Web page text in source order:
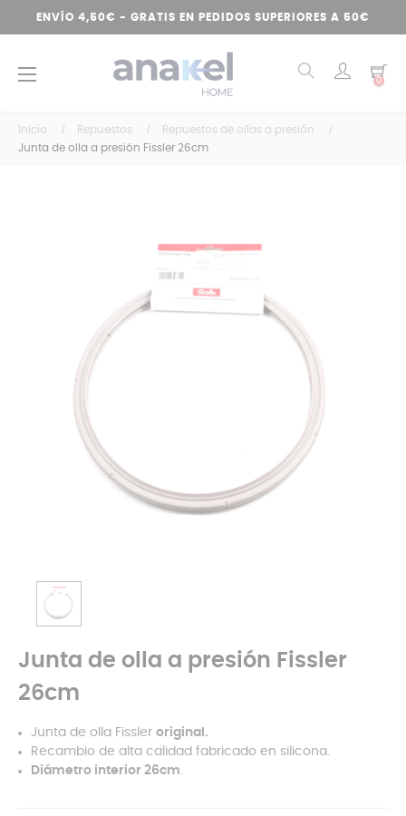
ENVÍO 4,50€ - GRATIS EN PEDIDOS SUPERIORES A 50€
Navegación
☰ 0
Inicio Repuestos
Repuestos de ollas a presión
Junta de olla a presión Fissler 26cm
Junta de olla a presión Fissler
26cm
Junta de olla Fissler original.
Recambio de alta calidad fabricado en silicona.
Diámetro interior 26cm.